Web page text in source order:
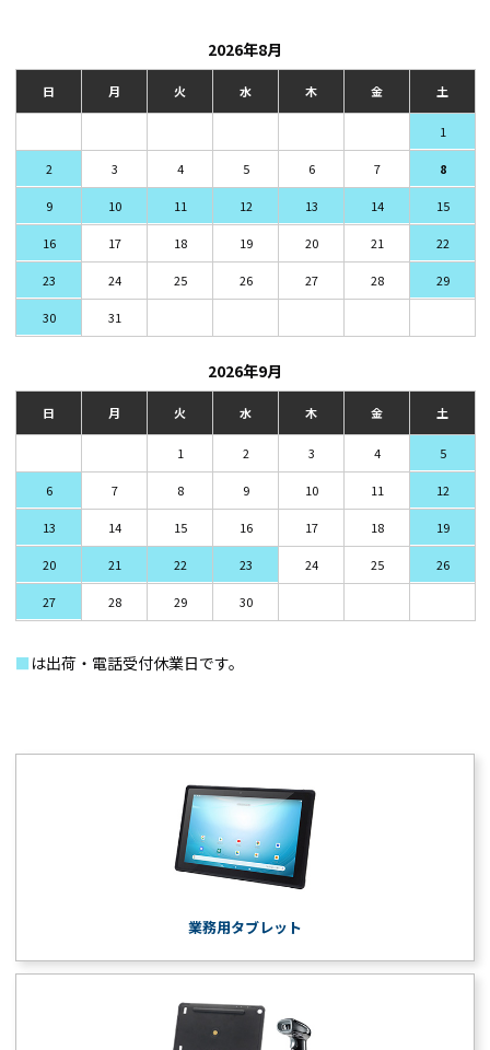
2026年8月
日 月 火 水 木 金 土
1
2 3 4 5 6 7 8
9 10 11 12 13 14 15
16 17 18 19 20 21 22
23 24 25 26 27 28 29
30 31
2026年9月
日 月 火 水 木 金 土
1 2 3 4 5
6 7 8 9 10 11 12
13 14 15 16 17 18 19
20 21 22 23 24 25 26
27 28 29 30
■ は出荷・電話受付休業日です。
業務用タブレット